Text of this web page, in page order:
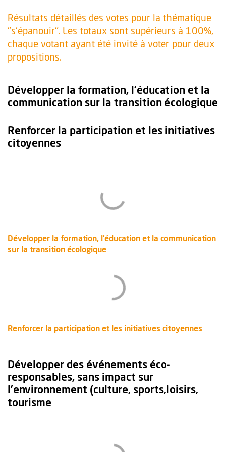
Résultats détaillés des votes pour la thématique
"s'épanouir". Les totaux sont supérieurs à 100%,
chaque votant ayant été invité à voter pour deux
propositions.
Développer la formation, l’éducation et la
communication sur la transition écologique
Renforcer la participation et les initiatives
citoyennes
Développer la formation, l’éducation et la communication
sur la transition écologique, Ouvre une nouvelle fenêtre
Renforcer la participation et les initiatives citoyennes
Développer des événements éco-
responsables, sans impact sur
l’environnement (culture, sports,loisirs,
tourisme